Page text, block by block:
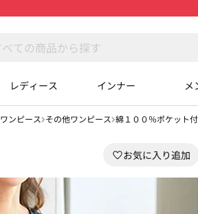
レディース インナー メ
ワンピース その他ワンピース 綿１００％ポケット